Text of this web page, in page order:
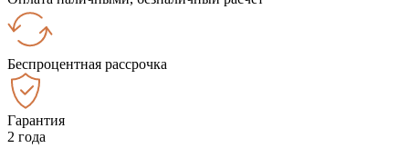
Беспроцентная рассрочка
Гарантия
2 года